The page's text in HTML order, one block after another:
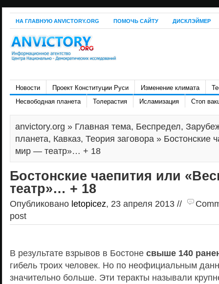
НА ГЛАВНУЮ ANVICTORY.ORG ПОМОЧЬ САЙТУ ДИСКЛЭЙМЕР
Новости Проект Конституции Руси Изменение климата
Несвободная планета
Толерастия Исламизация Стоп
anvictory.org » Главная тема, Беспредел,
планета, Кавказ, Теория заговора » Бостонские
мир — театр»… + 18
Бостонские чаепития или
театр»… + 18
Опубликовано letopicez, 23 апреля 2013 //
post
В результате взрывов в Бостоне свыше 140
гибель троих человек. Но по неофициальным
значительно больше. Эти теракты называли